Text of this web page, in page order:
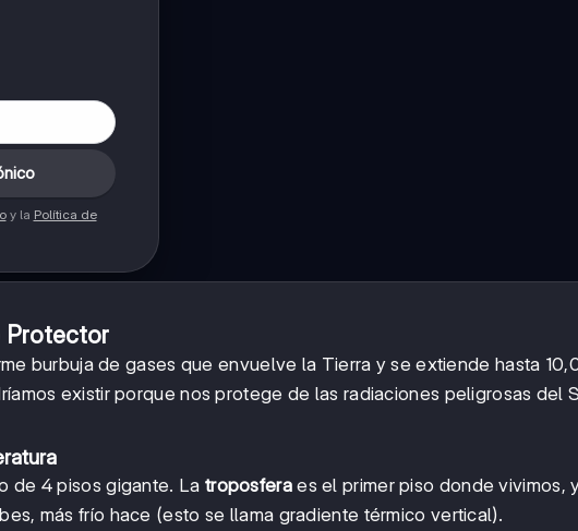
y la Política de
Protector
burbuja de gases que envuelve la Tierra y se extiende hasta
existir porque nos protege de las radiaciones peligrosas del
de 4 pisos gigante. La troposferaes el primer piso donde vivimos,
más frío hace (esto se llama gradiente térmico vertical).